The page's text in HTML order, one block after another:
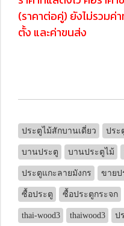
(ราคาต่อคู่) ยังไม่รวม
ตั้ง และค่าขนส่ง
ประตูไม้สักบานเดี่ยว ประ
บานประตู บานประตูไม้
ประตูแกะลายมังกร ขายป
ซื้อประตู ซื้อประตูกระจก
thai-wood3 thaiwood3 ป